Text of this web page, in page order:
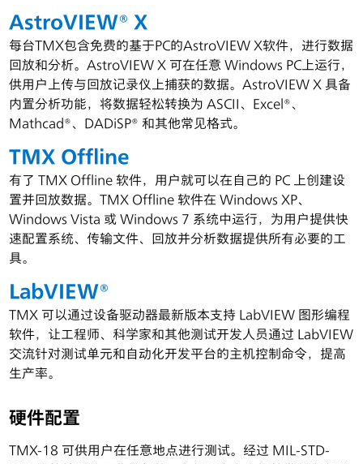
AstroVIEW® X
每台TMX包含免费的基于PC的AstroVIEW X软件，进行数据
回放和分析。AstroVIEW X 可在任意 Windows PC上运行，
供用户上传与回放记录仪上捕获的数据。AstroVIEW X 具备
内置分析功能，将数据轻松转换为 ASCII、Excel®、
Mathcad®、DADiSP® 和其他常见格式。
TMX Offline
有了 TMX Offline 软件，用户就可以在自己的 PC 上创建设
置并回放数据。TMX Offline 软件在 Windows XP、
Windows Vista 或 Windows 7 系统中运行，为用户提供快
速配置系统、传输文件、回放并分析数据提供所有必要的工
具。
LabVIEW®
TMX 可以通过设备驱动器最新版本支持 LabVIEW 图形编程
软件，让工程师、科学家和其他测试开发人员通过 LabVIEW
交流针对测试单元和自动化开发平台的主机控制命令，提高
生产率。
硬件配置
TMX-18 可供用户在任意地点进行测试。经过 MIL-STD-